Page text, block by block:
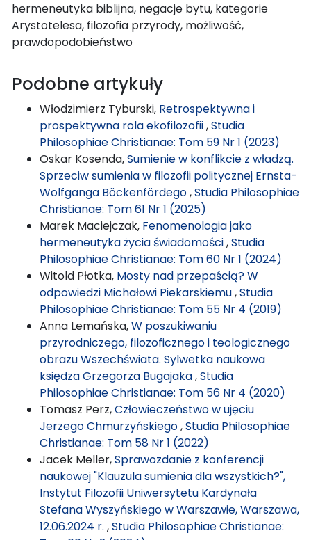
hermeneutyka biblijna, negacje bytu, kategorie
Arystotelesa, filozofia przyrody, możliwość,
prawdopodobieństwo
Podobne artykuły
Włodzimierz Tyburski, Retrospektywna i
prospektywna rola ekofilozofii,Studia
Philosophiae Christianae: Tom 59 Nr 1 (2023)
Oskar Kosenda,Sumienie w konflikcie z władzą.
Sprzeciw sumienia w filozofii politycznej Ernsta-
Wolfganga Böckenfördego,Studia Philosophiae
Christianae: Tom 61 Nr 1 (2025)
Marek Maciejczak, Fenomenologia jako
hermeneutyka życia świadomości,Studia
Philosophiae Christianae: Tom 60 Nr 1 (2024)
Witold Płotka, Mosty nad przepaścią? W
odpowiedzi Michałowi Piekarskiemu,Studia
Philosophiae Christianae: Tom 55 Nr 4 (2019)
Anna Lemańska,W poszukiwaniu
przyrodniczego, filozoficznego i teologicznego
obrazu Wszechświata. Sylwetka naukowa
księdza Grzegorza Bugajaka,Studia
Philosophiae Christianae: Tom 56 Nr 4 (2020)
Tomasz Perz,Człowieczeństwo w ujęciu
Jerzego Chmurzyńskiego,Studia Philosophiae
Christianae: Tom 58 Nr 1 (2022)
Jacek Meller,Sprawozdanie z konferencji
naukowej "Klauzula sumienia dla wszystkich?",
Instytut Filozofii Uniwersytetu Kardynała
Stefana Wyszyńskiego w Warszawie, Warszawa,
12.06.2024 r. ,Studia Philosophiae Christianae: